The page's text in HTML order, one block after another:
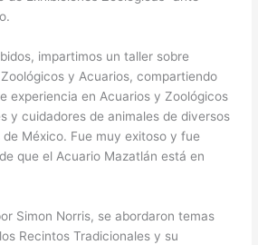
impartimos un taller sobre
y Acuarios, compartiendo
experiencia en Acuarios y Zoológicos
y cuidadores de animales de diversos
México. Fue muy exitoso y fue
que el Acuario Mazatlán está en
Simon Norris, se abordaron temas
Recintos Tradicionales y su